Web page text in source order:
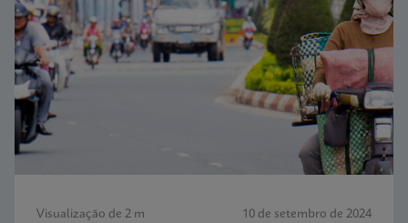
Visualização de 2 m 10 de setembro de 2024